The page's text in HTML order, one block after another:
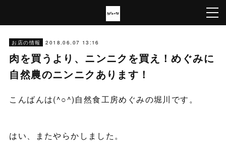
お店の情報 2018.06.07 13:16
肉を買うより、ニンニクを買え！めぐみに
自然農のニンニクあります！
こんばんは(^○^)自然食工房めぐみの堀川です。
はい、またやらかしました。